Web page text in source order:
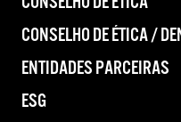
CONSELHO DE ÉTICA /
ENTIDADES PARCEIRAS
ESG